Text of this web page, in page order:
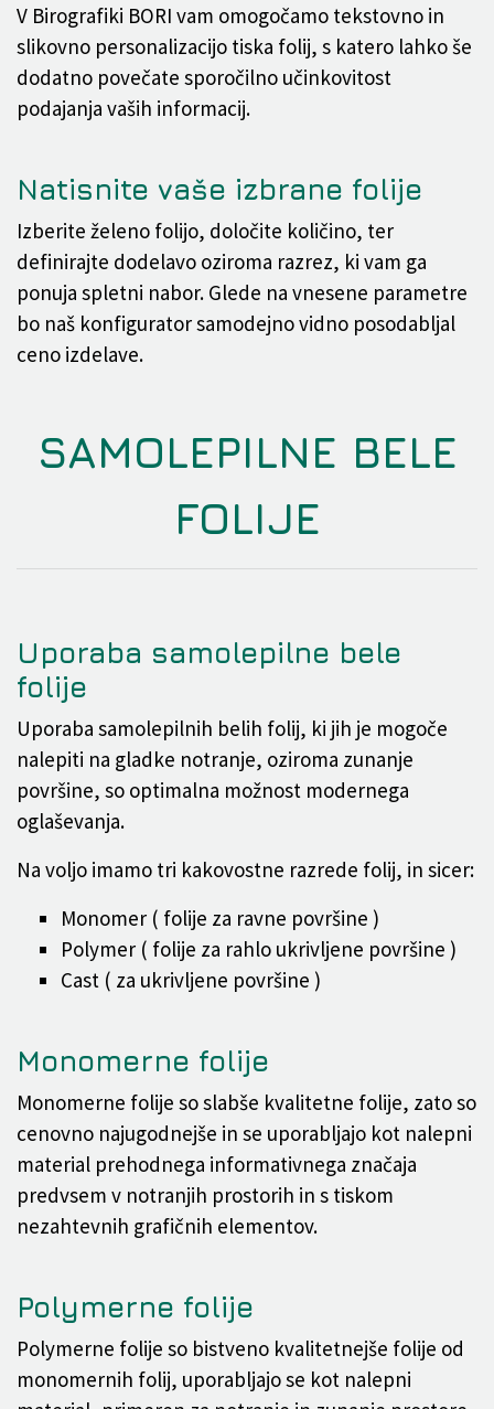
V Birografiki BORI vam omogočamo tekstovno in
slikovno personalizacijo tiska folij, s katero lahko še
dodatno povečate sporočilno učinkovitost
podajanja vaših informacij.
Natisnite vaše izbrane folije
Izberite želeno folijo, določite količino, ter
definirajte dodelavo oziroma razrez, ki vam ga
ponuja spletni nabor. Glede na vnesene parametre
bo naš konfigurator samodejno vidno posodabljal
ceno izdelave.
SAMOLEPILNE BELE
FOLIJE
Uporaba samolepilne bele
folije
Uporaba samolepilnih belih folij, ki jih je mogoče
nalepiti na gladke notranje, oziroma zunanje
površine, so optimalna možnost modernega
oglaševanja.
Na voljo imamo tri kakovostne razrede folij, in sicer:
Monomer ( folije za ravne površine )
Polymer ( folije za rahlo ukrivljene površine )
Cast ( za ukrivljene površine )
Monomerne folije
Monomerne folije so slabše kvalitetne folije, zato so
cenovno najugodnejše in se uporabljajo kot nalepni
material prehodnega informativnega značaja
predvsem v notranjih prostorih in s tiskom
nezahtevnih grafičnih elementov.
Polymerne folije
Polymerne folije so bistveno kvalitetnejše folije od
monomernih folij, uporabljajo se kot nalepni